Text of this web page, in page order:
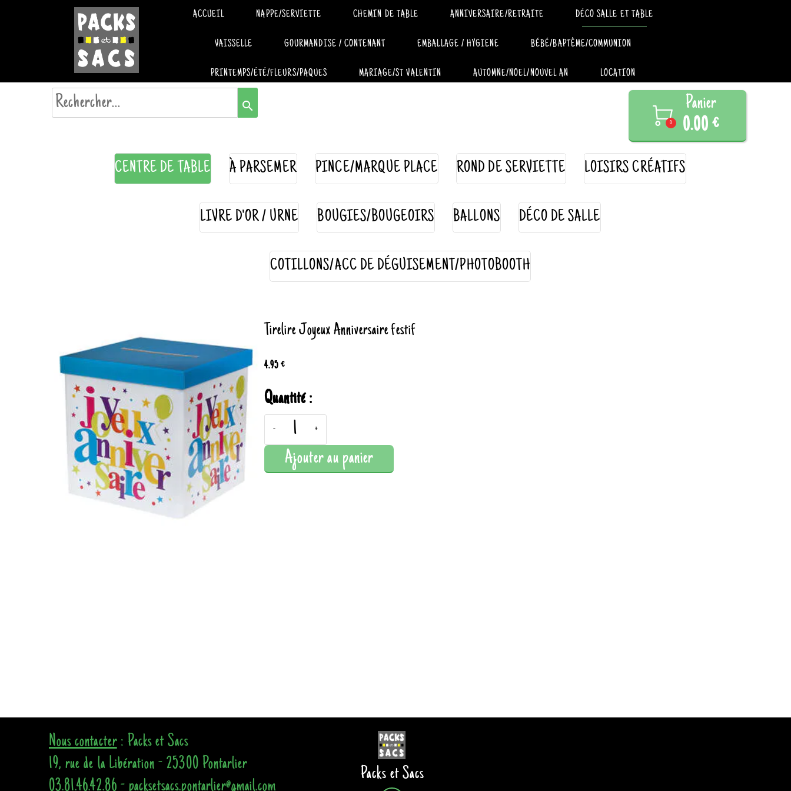
ACCUEIL NAPPE/SERVIETTE CHEMIN DE TABLE ANNIVERSAIRE/RETRAITE DÉCO SALLE ET TABLE
VAISSELLE GOURMANDISE / CONTENANT EMBALLAGE / HYGIENE BÉBÉ/BAPTÊME/COMMUNION
PRINTEMPS/ÉTÉ/FLEURS/PAQUES MARIAGE/ST VALENTIN AUTOMNE/NOEL/NOUVEL AN LOCATION
Packs et Sacs
Nous contacter: Packs et Sacs
19, rue de la Libération - 25300 Pontarlier
03.81.46.42.86 - packsetsacs.pontarlier@gmail.com
search 
0
Panier
0.00 €
CENTRE DE TABLE À PARSEMER PINCE/MARQUE PLACE ROND DE SERVIETTE LOISIRS CRÉATIFS
LIVRE D'OR / URNE BOUGIES/BOUGEOIRS BALLONS DÉCO DE SALLE
COTILLONS/ACC DE DÉGUISEMENT/PHOTOBOOTH
Tirelire Joyeux Anniversaire festif
4.95 €
Quantité :
- +
Ajouter au panier